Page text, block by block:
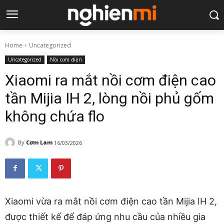
Home Uncategorized
Uncategorized Nồi cơm điện
Xiaomi ra mắt nồi cơm điện cao
tần Mijia IH 2, lòng nồi phủ gốm
không chứa flo
By Cơm Lam 16/03/2026
Xiaomi vừa ra mắt nồi cơm điện cao tần Mijia IH 2,
được thiết kế để đáp ứng nhu cầu của nhiều gia